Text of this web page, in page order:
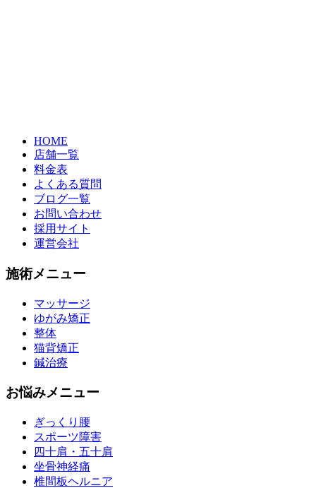
HOME
店舗一覧
料金表
よくある質問
ブログ一覧
お問い合わせ
採用サイト
運営会社
施術メニュー
マッサージ
ゆがみ矯正
整体
猫背矯正
鍼治療
お悩みメニュー
ぎっくり腰
スポーツ障害
四十肩・五十肩
坐骨神経痛
椎間板ヘルニア